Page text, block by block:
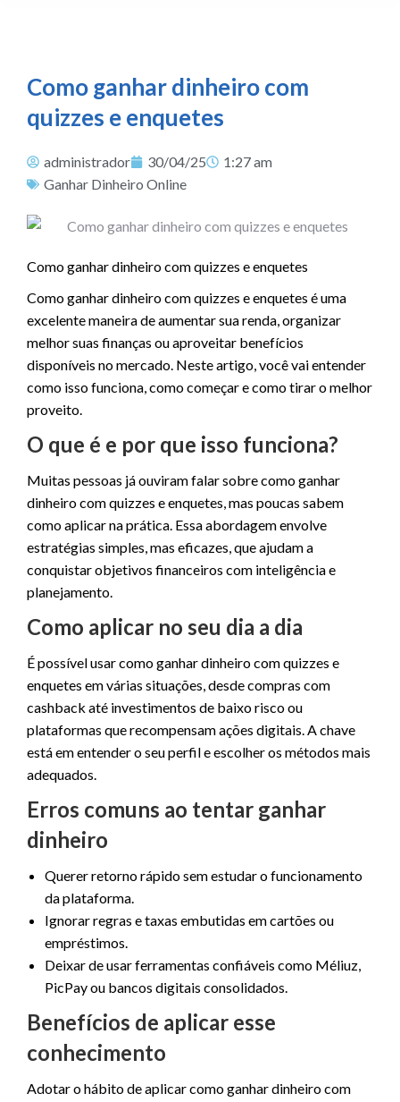
Como ganhar dinheiro com
quizzes e enquetes
administrador 30/04/25
1:27 am
Ganhar Dinheiro Online
Como ganhar dinheiro com quizzes e enquetes
Como ganhar dinheiro com quizzes e enquetes é uma
excelente maneira de aumentar sua renda, organizar
melhor suas finanças ou aproveitar benefícios
disponíveis no mercado. Neste artigo, você vai entender
como isso funciona, como começar e como tirar o melhor
proveito.
O que é e por que isso funciona?
Muitas pessoas já ouviram falar sobre como ganhar
dinheiro com quizzes e enquetes, mas poucas sabem
como aplicar na prática. Essa abordagem envolve
estratégias simples, mas eficazes, que ajudam a
conquistar objetivos financeiros com inteligência e
planejamento.
Como aplicar no seu dia a dia
É possível usar como ganhar dinheiro com quizzes e
enquetes em várias situações, desde compras com
cashback até investimentos de baixo risco ou
plataformas que recompensam ações digitais. A chave
está em entender o seu perfil e escolher os métodos mais
adequados.
Erros comuns ao tentar ganhar
dinheiro
Querer retorno rápido sem estudar o funcionamento
da plataforma.
Ignorar regras e taxas embutidas em cartões ou
empréstimos.
Deixar de usar ferramentas confiáveis como Méliuz,
PicPay ou bancos digitais consolidados.
Benefícios de aplicar esse
conhecimento
Adotar o hábito de aplicar como ganhar dinheiro com